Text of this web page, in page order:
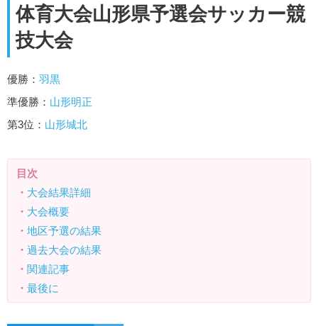
体育大会山形県予選会サッカー競
技大会
優勝： 羽黒
準優勝： 山形明正
第3位： 山形城北
目次
・ 大会結果詳細
・ 大会概要
・ 地区予選の結果
・ 過去大会の結果
・ 関連記事
・ 最後に